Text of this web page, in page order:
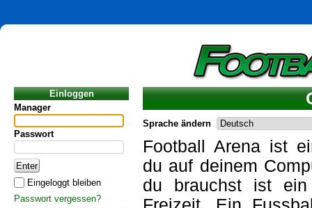
Einloggen
Manager
Passwort
Eingeloggt bleiben
Passwort vergessen?
Sprache ändern
Football Arena ist
du auf deinem
du brauchst ist ein